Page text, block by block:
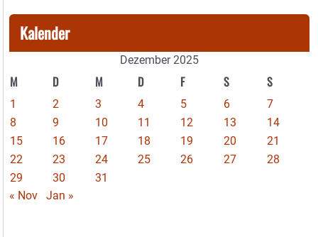
Kalender
Dezember 2025
M D M D F S S
1 2 3 4 5 6
7
8
9 10 11 12 13
14
15
16 17 18 19 20
21
22
23 24 25 26 27
28
29
30
31
« Nov
Jan »